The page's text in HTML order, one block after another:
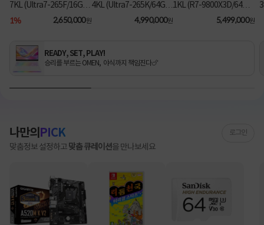
7KL (Ultra7-265F/16GB/
1TB/RX9060XT/FD) [기
★
1% 2,650,000원
4KL (Ultra7-265K/64GB/
2TB/RTX5070Ti/FD) 3
쿠폰★
4,990,000원
1KL (R7-9800X3D/64G
B/1TB/RTX5080/FD) [기
5,499,000원
READY, SET, PLAY!
승리를 부르는 OMEN, 야식까지 책임진다🍗
나만의 PICK 로그인
맞춤정보 설정하고맞춤 큐레이션을 만나보세요